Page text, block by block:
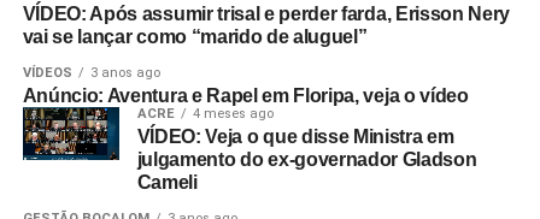
VÍDEO: Após assumir trisal e perder farda, Erisson Nery
vai se lançar como “marido de aluguel”
VÍDEOS 3 anos ago
Anúncio: Aventura e Rapel em Floripa, veja o vídeo
ACRE 4 meses ago
VÍDEO: Veja o que disse Ministra em
julgamento do ex-governador Gladson
Cameli